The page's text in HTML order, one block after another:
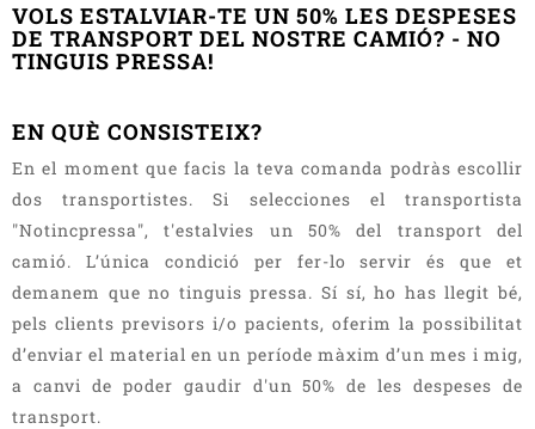
VOLS ESTALVIAR-TE UN 50% LES DESPESES
DE TRANSPORT DEL NOSTRE CAMIÓ? - NO
TINGUIS PRESSA!
EN QUÈ CONSISTEIX?
En el moment que facis la teva comanda podràs escollir
dos transportistes. Si selecciones el transportista
"Notincpressa", t'estalvies un 50% del transport del
camió. L’única condició per fer-lo servir és que et
demanem que no tinguis pressa. Sí sí, ho has llegit bé,
pels clients previsors i/o pacients, oferim la possibilitat
d’enviar el material en un període màxim d’un mes i mig,
a canvi de poder gaudir d'un 50% de les despeses de
transport.